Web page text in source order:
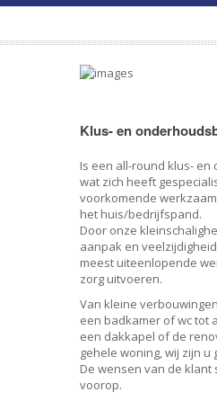
Klus- en
Is een all-round klus-
wat zich heeft
voorkomende
het huis/bedrijfspand.
Door onze
aanpak en
meest uiteenlopende
zorg uitvoeren.
Van kleine
een badkamer of wc tot
een dakkapel of de
gehele woning, wij zijn u
De wensen van de klant
voorop.